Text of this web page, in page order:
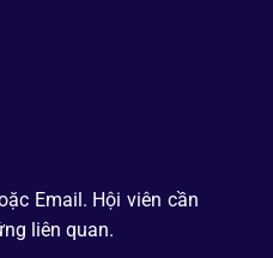
Email. Hội viên cần
liên quan.